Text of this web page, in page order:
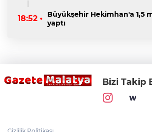
18:52 •
Büyükşehir Hekimhan'a 1,5
yaptı
Bizi Takip